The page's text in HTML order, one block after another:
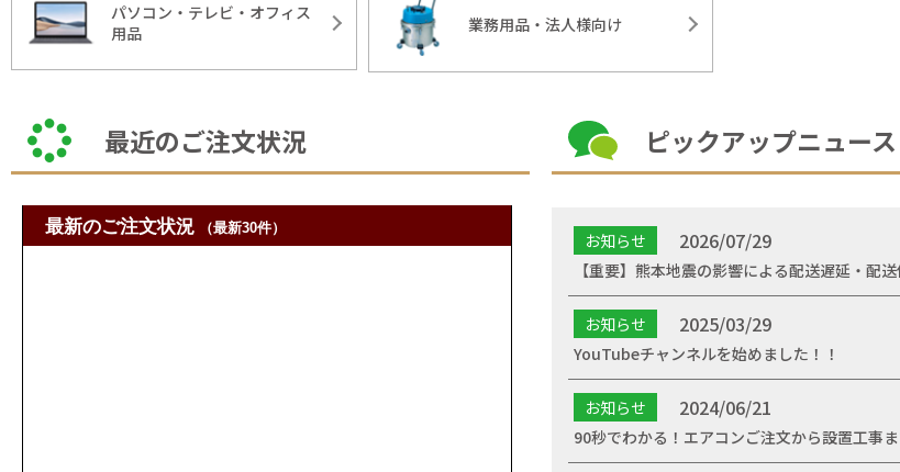
パソコン・テレビ・オフィス
用品
業務用品・法人様向け
最近のご注文状況 ピックアップニュース
お知らせ 2026/07/29
【重要】熊本地震の影響による配送遅延・配
お知らせ 2025/03/29
YouTubeチャンネルを始めました！！
お知らせ 2024/06/21
90秒でわかる！エアコンご注文から設置工事